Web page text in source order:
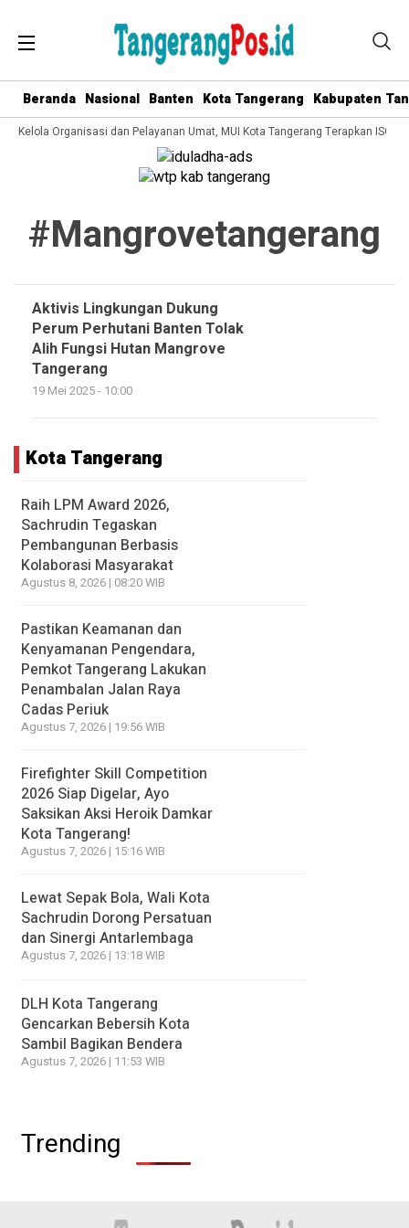
Beranda Nasional Banten Kota Tangerang Kabupaten
Kelola Organisasi dan Pelayanan Umat, MUI Kota Tangerang Terapkan ISO
#mangrovetangerang
Aktivis Lingkungan Dukung
Perum Perhutani Banten Tolak
Alih Fungsi Hutan Mangrove
Tangerang
19 Mei 2025 - 10:00
Kota Tangerang
Raih LPM Award 2026,
Sachrudin Tegaskan
Pembangunan Berbasis
Kolaborasi Masyarakat
Agustus 8, 2026 | 08:20 WIB
Pastikan Keamanan dan
Kenyamanan Pengendara,
Pemkot Tangerang Lakukan
Penambalan Jalan Raya
Cadas Periuk
Agustus 7, 2026 | 19:56 WIB
Firefighter Skill Competition
2026 Siap Digelar, Ayo
Saksikan Aksi Heroik Damkar
Kota Tangerang!
Agustus 7, 2026 | 15:16 WIB
Lewat Sepak Bola, Wali Kota
Sachrudin Dorong Persatuan
dan Sinergi Antarlembaga
Agustus 7, 2026 | 13:18 WIB
DLH Kota Tangerang
Gencarkan Bebersih Kota
Sambil Bagikan Bendera
Agustus 7, 2026 | 11:53 WIB
Trending